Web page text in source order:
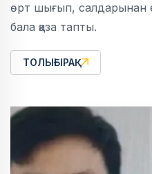
өрт шығып, салдарынан
бала қаза тапты.
ТОЛЫҒЫРАҚ